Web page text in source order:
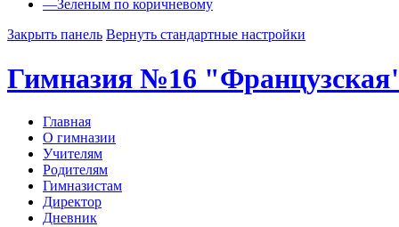
—Зеленым по коричневому
Закрыть панель Вернуть стандартные настройки
Гимназия №16
Главная
О гимназии
Учителям
Родителям
Гимназистам
Директор
Дневник